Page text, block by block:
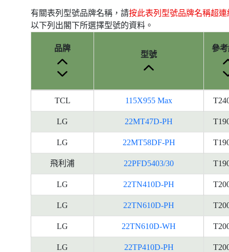
有關表列型號品牌名稱，請按此表列型號品牌名稱超連
以下列出閣下所選擇型號的資料。
號
籤
料
品牌
型號
參
TCL 115X955 Max
LG 22MT47D-PH
LG 22MT58DF-PH
飛利浦 22PFD5403/30
LG 22TN410D-PH
LG 22TN610D-PH
LG 22TN610D-WH
LG 22TP410D-PH